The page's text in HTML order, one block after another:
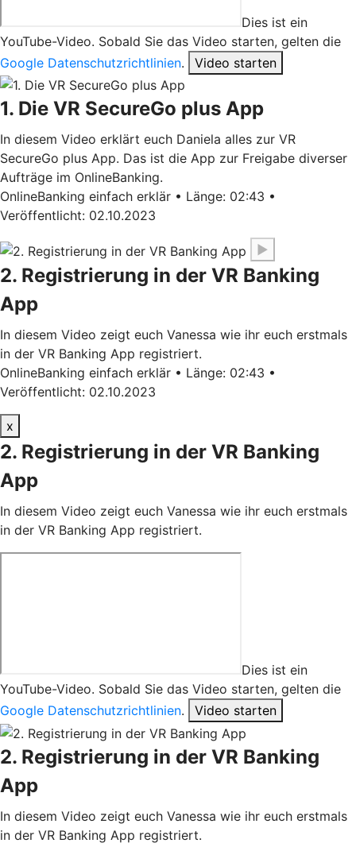
Dies ist ein
YouTube-Video. Sobald Sie das Video starten, gelten die
Google Datenschutzrichtlinien. Video starten
1. Die VR SecureGo plus App
In diesem Video erklärt euch Daniela alles zur VR
SecureGo plus App. Das ist die App zur Freigabe diverser
Aufträge im OnlineBanking.
OnlineBanking einfach erklär • Länge: 02:43 •
Veröffentlicht: 02.10.2023
▶
2. Registrierung in der VR Banking
App
In diesem Video zeigt euch Vanessa wie ihr euch erstmals
in der VR Banking App registriert.
OnlineBanking einfach erklär • Länge: 02:43 •
Veröffentlicht: 02.10.2023
x
2. Registrierung in der VR Banking
App
In diesem Video zeigt euch Vanessa wie ihr euch erstmals
in der VR Banking App registriert.
Dies ist ein
YouTube-Video. Sobald Sie das Video starten, gelten die
Google Datenschutzrichtlinien. Video starten
2. Registrierung in der VR Banking
App
In diesem Video zeigt euch Vanessa wie ihr euch erstmals
in der VR Banking App registriert.